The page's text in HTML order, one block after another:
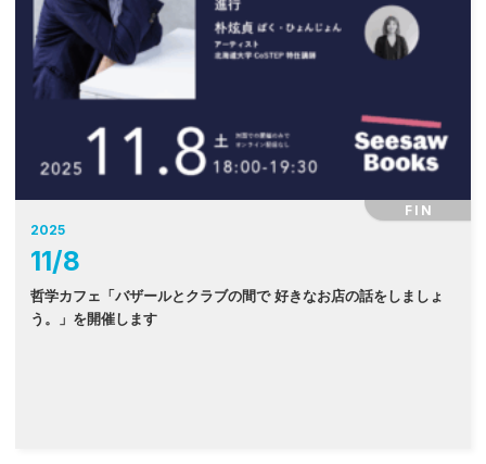
FIN
2025
11/8
哲学カフェ「バザールとクラブの間で 好きなお店の話をしましょ
う。」を開催します